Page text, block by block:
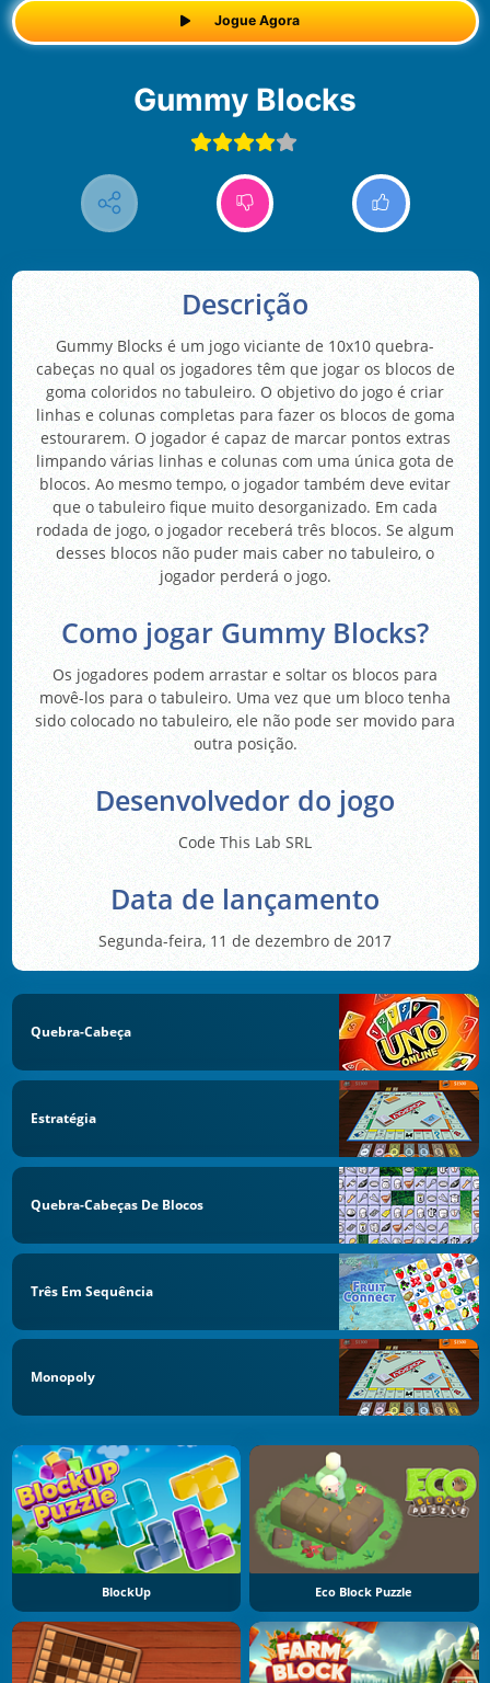
Jogue Agora
Gummy Blocks
Descrição
Gummy Blocks é um jogo viciante de 10x10 quebra-
cabeças no qual os jogadores têm que jogar os blocos de
goma coloridos no tabuleiro. O objetivo do jogo é criar
linhas e colunas completas para fazer os blocos de goma
estourarem. O jogador é capaz de marcar pontos extras
limpando várias linhas e colunas com uma única gota de
blocos. Ao mesmo tempo, o jogador também deve evitar
que o tabuleiro fique muito desorganizado. Em cada
rodada de jogo, o jogador receberá três blocos. Se algum
desses blocos não puder mais caber no tabuleiro, o
jogador perderá o jogo.
Como jogar Gummy Blocks?
Os jogadores podem arrastar e soltar os blocos para
movê-los para o tabuleiro. Uma vez que um bloco tenha
sido colocado no tabuleiro, ele não pode ser movido para
outra posição.
Desenvolvedor do jogo
Code This Lab SRL
Data de lançamento
Segunda-feira, 11 de dezembro de 2017
Quebra-Cabeça
Estratégia
Quebra-Cabeças De Blocos
Três Em Sequência
Monopoly
BlockUp Eco Block Puzzle